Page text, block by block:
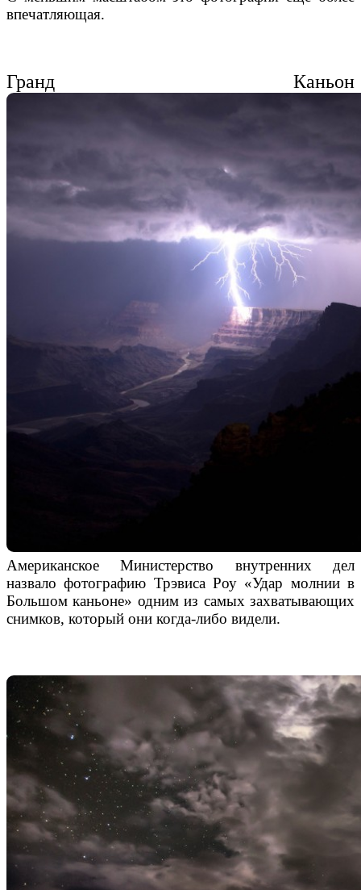
впечатляющая.
Гранд Каньон
Американское Министерство внутренних дел
назвало фотографию Трэвиса Роу «Удар молнии в
Большом каньоне» одним из самых захватывающих
снимков, который они когда-либо видели.